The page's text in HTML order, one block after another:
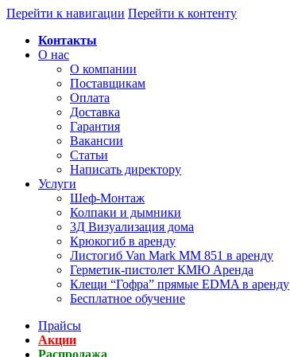
Перейти к навигации Перейти к контенту
Контакты
О нас
О компании
Поставщикам
Оплата
Доставка
Гарантия
Вакансии
Статьи
Написать директору
Услуги
Шеф-Монтаж
Колпаки и дымники
3Д Визуализация дома
Крюкогиб в аренду
Листогиб Van Mark MM 851 в аренду
Герметик-пистолет КМЮ Аренда
Клещи “Гофра” прямые EDMA в аренду
Бесплатное обучение
Прайсы
Акции
Распродажа